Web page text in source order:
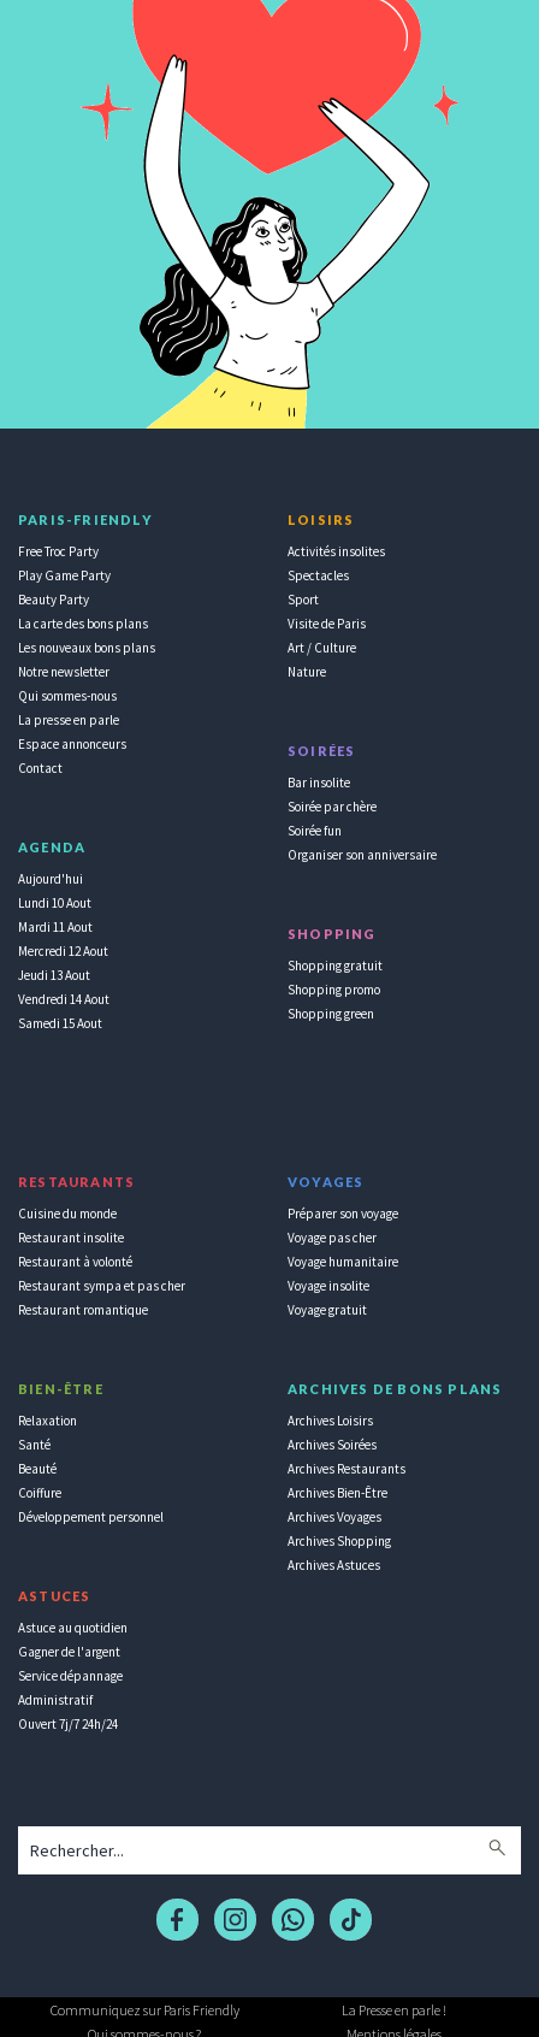
PARIS-FRIENDLY
Free Troc Party
Play Game Party
Beauty Party
La carte des bons plans
Les nouveaux bons plans
Notre newsletter
Qui sommes-nous
La presse en parle
Espace annonceurs
Contact
AGENDA
Aujourd'hui
Lundi 10 Aout
Mardi 11 Aout
Mercredi 12 Aout
Jeudi 13 Aout
Vendredi 14 Aout
Samedi 15 Aout
LOISIRS
Activités insolites
Spectacles
Sport
Visite de Paris
Art / Culture
Nature
SOIRÉES
Bar insolite
Soirée par chère
Soirée fun
Organiser son anniversaire
SHOPPING
Shopping gratuit
Shopping promo
Shopping green
RESTAURANTS
Cuisine du monde
Restaurant insolite
Restaurant à volonté
Restaurant sympa et pas cher
Restaurant romantique
BIEN-ÊTRE
Relaxation
Santé
Beauté
Coiffure
Développement personnel
ASTUCES
Astuce au quotidien
Gagner de l'argent
Service dépannage
Administratif
Ouvert 7j/7 24h/24
VOYAGES
Préparer son voyage
Voyage pas cher
Voyage humanitaire
Voyage insolite
Voyage gratuit
ARCHIVES DE BONS PLANS
Archives Loisirs
Archives Soirées
Archives Restaurants
Archives Bien-Être
Archives Voyages
Archives Shopping
Archives Astuces
Communiquez sur Paris Friendly
La Presse en parle !